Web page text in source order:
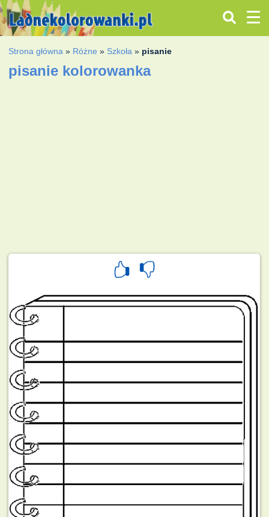
Strona główna » Różne » Szkoła » pisanie
pisanie kolorowanka